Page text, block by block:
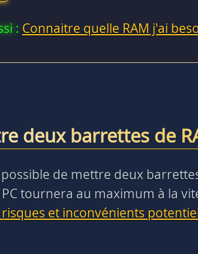
: Connaitre quelle RAM j'ai
deux barrettes de
de mettre deux
tournera au maximum à la
et inconvénients